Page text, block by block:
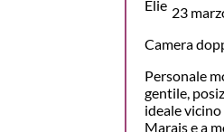
23
Camera
Personale
gentile,
ideale vicino
Marais e a